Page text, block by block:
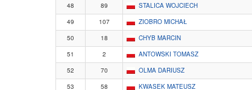
48
89 STALICA WOJCIECH
49
107 ZIOBRO MICHAŁ
50
18 CHYB MARCIN
51
2 ANTOWSKI TOMASZ
52
70 OLMA DARIUSZ
53
58 KWASEK MATEUSZ